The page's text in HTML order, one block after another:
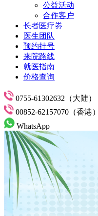
公益活动
合作客户
长者医疗劵
医生团队
预约挂号
来院路线
就医指南
价格查询
0755-61302632（大陆）
00852-62157070（香港）
WhatsApp